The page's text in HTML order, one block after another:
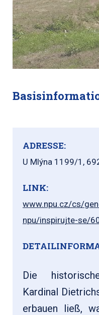
ADRESSE:
U Mlýna 1199/1,
LINK:
www.npu.cz/cs/
npu/inspirujte-se/
Die
Kardinal
erbauen ließ,